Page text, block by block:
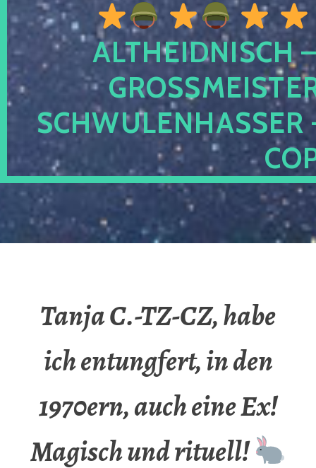
ALTHEIDNISCH
CHWULENHASSER
Tanja C.-TZ-CZ, habe
ich entungfert, in den
1970ern, auch eine Ex!
Magisch und rituell!